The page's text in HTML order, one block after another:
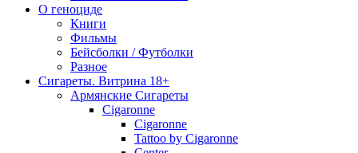
О геноциде
Книги
Фильмы
Бейсболки / Футболки
Разное
Сигареты. Витрина 18+
Армянские Сигареты
Cigaronne
Cigaronne
Tattoo by Cigaronne